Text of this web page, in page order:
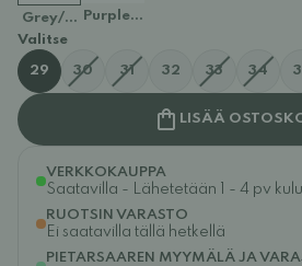
Grey/Blue/Lime
Purple/Pink
Valitse
29 30 31 32 33 34
LISÄÄ
VERKKOKAUPPA
Saatavilla - Lähetetään 1 - 4 pv
RUOTSIN VARASTO
Ei saatavilla tällä hetkellä
PIETARSAAREN MYYMÄLÄ JA